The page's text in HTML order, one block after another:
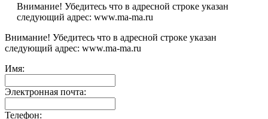
Внимание! Убедитесь что в адресной строке указан
следующий адрес: www.ma-ma.ru
Внимание! Убедитесь что в адресной строке указан
следующий адрес: www.ma-ma.ru
Имя:
Электронная почта:
Телефон: